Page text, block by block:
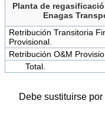
Planta de
Enagas
Retribución Transitoria
Provisional.
Retribución O&M
Total.
Debe sustituirse